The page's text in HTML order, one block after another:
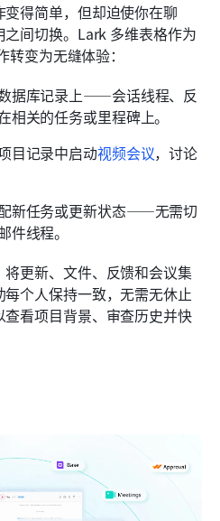
得简单，但却迫使你在聊
间切换。Lark 多维表格作为
变为无缝体验：
据库记录上——会话线程、反
相关的任务或里程碑上。
目记录中启动视频会议，讨论
新任务或更新状态——无需切
件线程。
更新、文件、反馈和会议集
个人保持一致，无需无休止
看项目背景、审查历史并快